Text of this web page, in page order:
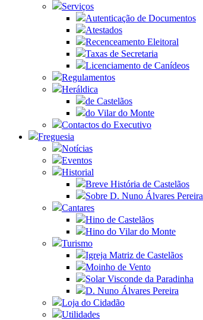
Serviços
Autenticação de Documentos
Atestados
Recenceamento Eleitoral
Taxas de Secretaria
Licenciamento de Canídeos
Regulamentos
Heráldica
de Castelãos
do Vilar do Monte
Contactos do Executivo
Freguesia
Notícias
Eventos
Historial
Breve História de Castelãos
Sobre D. Nuno Álvares Pereira
Cantares
Hino de Castelãos
Hino do Vilar do Monte
Turismo
Igreja Matriz de Castelãos
Moinho de Vento
Solar Visconde da Paradinha
D. Nuno Álvares Pereira
Loja do Cidadão
Utilidades